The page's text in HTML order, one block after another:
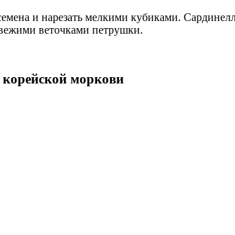
и нарезать мелкими кубиками.
веточками петрушки.
моркови